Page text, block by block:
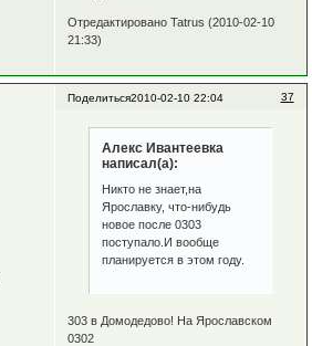
Отредактировано Tatrus (2010-02-10
21:33)
Поделиться 37
2010-02-10 22:04
Алекс Ивантеевка
написал(а):
Никто не знает,на
Ярославку, что-нибудь
новое после 0303
поступало.И вообще
планируется в этом году.
303 в Домодедово! На Ярославском
0302